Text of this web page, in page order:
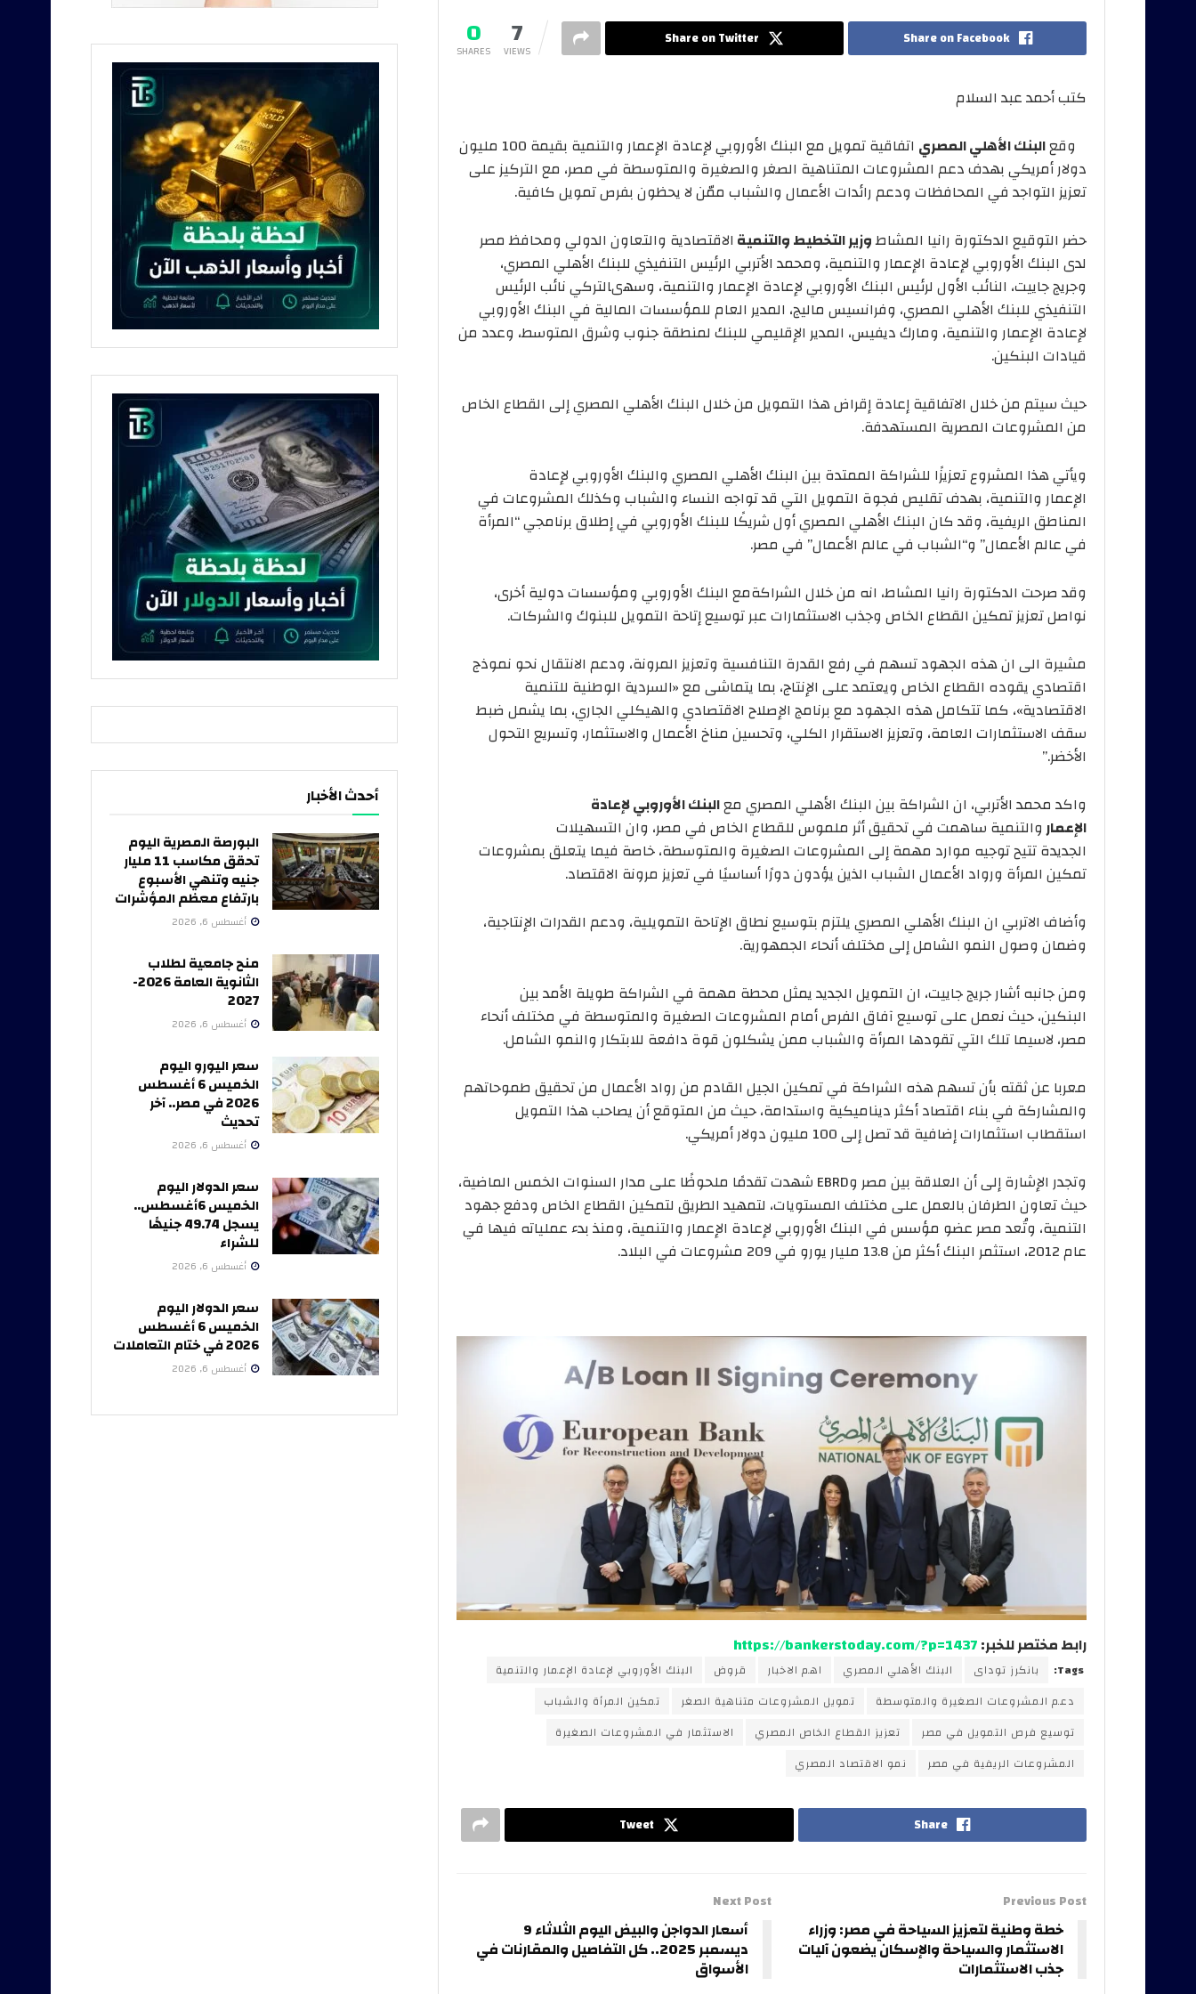
0
SHARES 7
VIEWS
Share on Facebook
Share on Twitter
كتب أحمد عبد السلام
وقعالبنك الأهلي المصري
اتفاقية تمويل مع البنك الأوروبي لإعادة الإعمار والتنمية بقيمة 100 مليون
دولار أمريكي بهدف دعم المشروعات المتناهية الصغر والصغيرة والمتوسطة في مصر، مع التركيز على
تعزيز التواجد في المحافظات ودعم رائدات الأعمال والشباب ممّن لا يحظون بفرص تمويل كافية.
حضر التوقيع الدكتورة رانيا المشاطوزير التخطيط والتنمية الاقتصادية والتعاون الدولي ومحافظ مصر
لدى البنك الأوروبي لإعادة الإعمار والتنمية، ومحمد الأتربي الرئيس التنفيذي للبنك الأهلي المصري،
وجريج جاييت، النائب الأول لرئيس البنك الأوروبي لإعادة الإعمار والتنمية، وسهىالتركي نائب الرئيس
التنفيذي للبنك الأهلي المصري، وفرانسيس ماليج، المدير العام للمؤسسات المالية في البنك الأوروبي
لإعادة الإعمار والتنمية، ومارك ديفيس، المدير الإقليمي للبنك لمنطقة جنوب وشرق المتوسط، وعدد من
قيادات البنكين.
حيث سيتم من خلال الاتفاقية إعادة إقراض هذا التمويل من خلال البنك الأهلي المصري إلى القطاع الخاص
من المشروعات المصرية المستهدفة.
ويأتي هذا المشروع تعزيزًا للشراكة الممتدة بين البنك الأهلي المصري والبنك الأوروبي لإعادة
الإعمار والتنمية، بهدف تقليص فجوة التمويل التي قد تواجه النساء والشباب وكذلك المشروعات في
المناطق الريفية، وقد كان البنك الأهلي المصري أول شريكًا للبنك الأوروبي في إطلاق برنامجي “المرأة
في عالم الأعمال” و“الشباب في عالم الأعمال” في مصر.
وقد صرحت الدكتورة رانيا المشاط، انه من خلال الشراكةمع البنك الأوروبي ومؤسسات دولية أخرى،
نواصل تعزيز تمكين القطاع الخاص وجذب الاستثمارات عبر توسيع إتاحة التمويل للبنوك والشركات.
مشيرة الى ان هذه الجهود تسهم في رفع القدرة التنافسية وتعزيز المرونة، ودعم الانتقال نحو نموذج
اقتصادي يقوده القطاع الخاص ويعتمد على الإنتاج، بما يتماشى مع «السردية الوطنية للتنمية
الاقتصادية»، كما تتكامل هذه الجهود مع برنامج الإصلاح الاقتصادي والهيكلي الجاري، بما يشمل ضبط
سقف الاستثمارات العامة، وتعزيز الاستقرار الكلي، وتحسين مناخ الأعمال والاستثمار، وتسريع التحول
الأخضر.”
واكد محمد الأتربي، ان الشراكة بين البنك الأهلي المصري معالبنك الأوروبي لإعادة
الإعماروالتنمية ساهمت في تحقيق أثر ملموس للقطاع الخاص في مصر، وان التسهيلات
الجديدة تتيح توجيه موارد مهمة إلى المشروعات الصغيرة والمتوسطة، خاصة فيما يتعلق بمشروعات
تمكين المرأة ورواد الأعمال الشباب الذين يؤدون دورًا أساسيًا في تعزيز مرونة الاقتصاد.
وأضاف الاتربي ان البنك الأهلي المصري يلتزم بتوسيع نطاق الإتاحة التمويلية، ودعم القدرات الإنتاجية،
وضمان وصول النمو الشامل إلى مختلف أنحاء الجمهورية.
ومن جانبه أشار جريج جاييت، ان التمويل الجديد يمثل محطة مهمة في الشراكة طويلة الأمد بين
البنكين، حيث نعمل على توسيع آفاق الفرص أمام المشروعات الصغيرة والمتوسطة في مختلف أنحاء
مصر، لاسيما تلك التي تقودها المرأة والشباب ممن يشكلون قوة دافعة للابتكار والنمو الشامل.
معربا عن ثقته بأن تسهم هذه الشراكة في تمكين الجيل القادم من رواد الأعمال من تحقيق طموحاتهم
والمشاركة في بناء اقتصاد أكثر ديناميكية واستدامة، حيث من المتوقع أن يصاحب هذا التمويل
استقطاب استثمارات إضافية قد تصل إلى 100 مليون دولار أمريكي.
وتجدر الإشارة إلى أن العلاقة بين مصر وEBRD شهدت تقدمًا ملحوظًا على مدار السنوات الخمس الماضية،
حيث تعاون الطرفان بالعمل على مختلف المستويات، لتمهيد الطريق لتمكين القطاع الخاص ودفع جهود
التنمية، وتُعد مصر عضو مؤسس في البنك الأوروبي لإعادة الإعمار والتنمية، ومنذ بدء عملياته فيها في
عام 2012، استثمر البنك أكثر من 13.8 مليار يورو في 209 مشروعات في البلاد.
رابط مختصر للخبر:https://bankerstoday.com/?p=1437
Tags: بانكرز توداى البنك الأهلي المصري اهم الاخبار قروض
البنك الأوروبي لإعادة الإعمار والتنمية
دعم المشروعات الصغيرة والمتوسطة
تمويل المشروعات متناهية الصغر
تمكين المرأة والشباب
توسيع فرص التمويل في مصر
تعزيز القطاع الخاص المصري
الاستثمار في المشروعات الصغيرة
المشروعات الريفية في مصر
نمو الاقتصاد المصري
Share
Tweet
Previous Post
خطة وطنية لتعزيز السياحة في مصر: وزراء
الاستثمار والسياحة والإسكان يضعون آليات
جذب الاستثمارات
Next Post
أسعار الدواجن والبيض اليوم الثلاثاء 9
ديسمبر 2025.. كل التفاصيل والمقارنات في
الأسواق
أحدث الأخبار
البورصة المصرية اليوم
تحقق مكاسب 11 مليار
جنيه وتنهي الأسبوع
بارتفاع معظم المؤشرات
أغسطس 6, 2026
منح جامعية لطلاب
الثانوية العامة 2026-
2027
أغسطس 6, 2026
سعر اليورو اليوم
الخميس 6 أغسطس
2026 في مصر.. آخر
تحديث
أغسطس 6, 2026
سعر الدولار اليوم
الخميس 6أغسطس..
يسجل 49.74 جنيهًا
للشراء
أغسطس 6, 2026
سعر الدولار اليوم
الخميس 6 أغسطس
2026 في ختام التعاملات
أغسطس 6, 2026